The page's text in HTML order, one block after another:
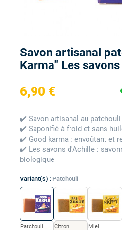
Savon artisanal
Karma" Les
✔️ Savon artisanal au patchouli
✔️ Saponifié à froid et sans
✔️ Good karma : envoûtant et
✔️ Les savons d'Achille :
biologique
Variant(s) : Patchouli
Patchouli Citron Miel
6,90 €